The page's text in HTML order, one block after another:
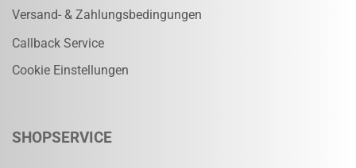
Versand- & Zahlungsbedingungen
Callback Service
Cookie Einstellungen
SHOPSERVICE